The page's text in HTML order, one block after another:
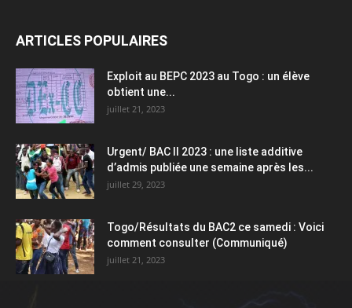
ARTICLES POPULAIRES
Exploit au BEPC 2023 au Togo : un élève
obtient une...
juillet 21, 2023
Urgent/ BAC II 2023 : une liste additive
d’admis publiée une semaine après les...
juillet 29, 2023
Togo/Résultats du BAC2 ce samedi : Voici
comment consulter (Communiqué)
juillet 21, 2023